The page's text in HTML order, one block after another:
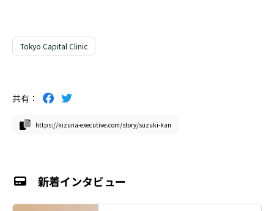
Tokyo Capital Clinic
共有：
https://kizuna-executive.com/story/suzuki-kan
新着インタビュー